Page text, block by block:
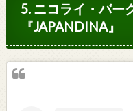
5. ニコライ・バー
『JAPANDINA』